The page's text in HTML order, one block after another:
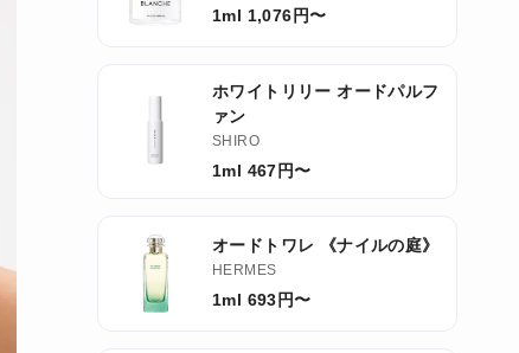
1ml 1,076円〜
ホワイトリリー オードパルフ
ァン
SHIRO
1ml 467円〜
オードトワレ 《ナイルの庭》
HERMES
1ml 693円〜